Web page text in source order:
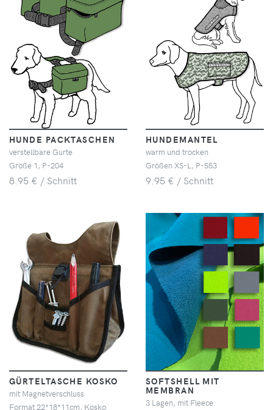
HUNDE PACKTASCHEN
verstellbare Gurte
Größe 1, P-204
8.95 € / Schnitt
HUNDEMANTEL
warm und trocken
Größen XS-L, P-553
9.95 € / Schnitt
GÜRTELTASCHE KOSKO
mit Magnetverschluss
Format 22*18*11cm, Kosko
SOFTSHELL MIT
MEMBRAN
3 Lagen, mit Fleece